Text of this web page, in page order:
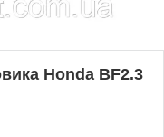
Honda BF2.3